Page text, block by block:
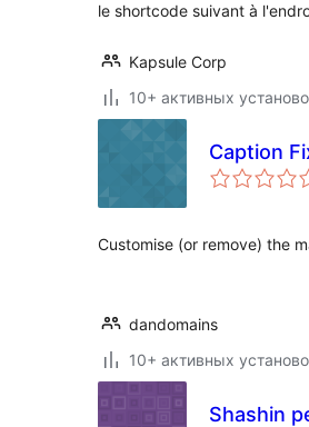
le shortcode suivant à
Kapsule Corp
10+ активных
Caption
Customise (or remove) the
dandomains
10+ активных
Shashin